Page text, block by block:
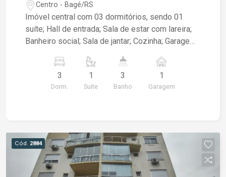
Centro - Bagé/RS
Imóvel central com 03 dormitórios, sendo 01
suíte; Hall de entrada; Sala de estar com lareira;
Banheiro social; Sala de jantar; Cozinha; Garagem
ao pátio, permitindo a entrada de mais veículos;
Pátio totalmente calçado; Terreno 11 X 30
3
Dorm.
1
Suite
3
Banho
1
Garagem
Cód. 2884